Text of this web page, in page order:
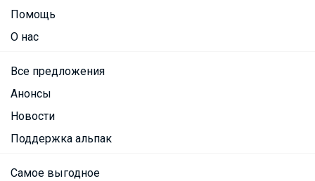
Помощь
О нас
Все предложения
Анонсы
Новости
Поддержка альпак
Самое выгодное